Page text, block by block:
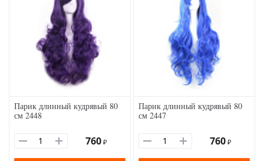
Парик длинный кудрявый 80
см 2448
760 ₽
Парик длинный кудрявый 80
см 2447
760 ₽